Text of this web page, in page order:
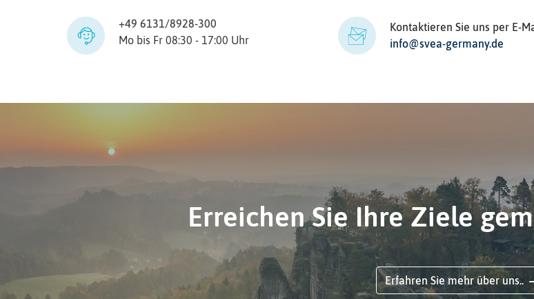
+49 6131/8928-300
Mo bis Fr 08:30 - 17:00 Uhr
Kontaktieren Sie uns per E-
info@svea-germany.de
Erreichen Sie Ihre Ziele
Erfahren Sie mehr über uns..